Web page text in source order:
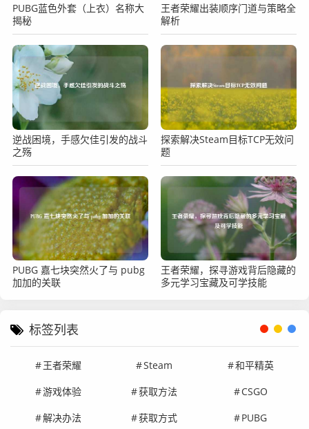
PUBG蓝色外套（上衣）名称大
揭秘
王者荣耀出装顺序门道与策略全
解析
逆战困境，手感欠佳引发的战斗
之殇
探索解决Steam目标TCP无效问
题
PUBG 嘉七块突然火了与 pubg
加加的关联
王者荣耀，探寻游戏背后隐藏的
多元学习宝藏及可学技能
标签列表
王者荣耀 Steam
和平精英
游戏体验
获取方法
CSGO
解决办法
获取方式 PUBG